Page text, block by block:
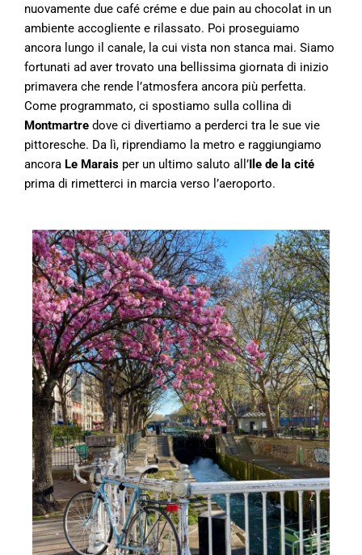
nuovamente due café créme e due pain au chocolat in un
ambiente accogliente e rilassato. Poi proseguiamo
ancora lungo il canale, la cui vista non stanca mai. Siamo
fortunati ad aver trovato una bellissima giornata di inizio
primavera che rende l’atmosfera ancora più perfetta.
Come programmato, ci spostiamo sulla collina di
Montmartre dove ci divertiamo a perderci tra le sue vie
pittoresche. Da lì, riprendiamo la metro e raggiungiamo
ancora Le Marais per un ultimo saluto all’Ile de la cité
prima di rimetterci in marcia verso l’aeroporto.